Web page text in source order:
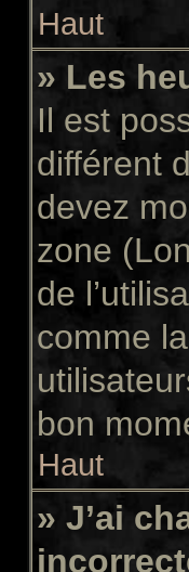
Haut
» Les
Il est
différent
devez
zone
de
comme
bon
Haut
» J’ai